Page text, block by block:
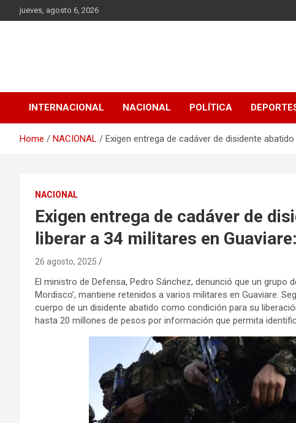
to
jueves, agosto 6, 2026
INTERNACIONAL NACIONAL POLÍTICA
Home NACIONAL Exigen entrega de cadáver de disidente
NACIONAL
Exigen entrega de cadáver de
liberar a 34 militares en
26 agosto, 2025
El ministro de Defensa, Pedro Sánchez, denunció que un grupo
Mordisco’, mantiene retenidos a varios militares en Guaviare.
cuerpo de un disidente abatido como condición para su
hasta 20 millones de pesos por información que permita